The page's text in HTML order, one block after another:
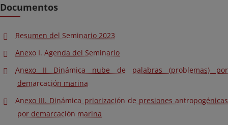
Documentos
Resumen del Seminario 2023
Anexo I. Agenda del Seminario
Anexo II Dinámica nube de palabras (problemas) por
demarcación marina
Anexo III. Dinámica priorización de presiones antropogénicas
por demarcación marina